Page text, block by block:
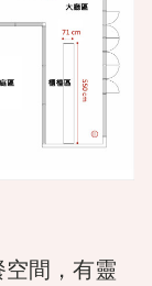
間，有靈